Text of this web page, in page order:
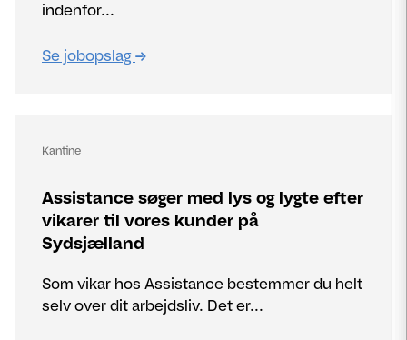
indenfor...
Se jobopslag
Kantine
Assistance søger med lys og lygte efter
vikarer til vores kunder på
Sydsjælland
Som vikar hos Assistance bestemmer du helt
selv over dit arbejdsliv. Det er...